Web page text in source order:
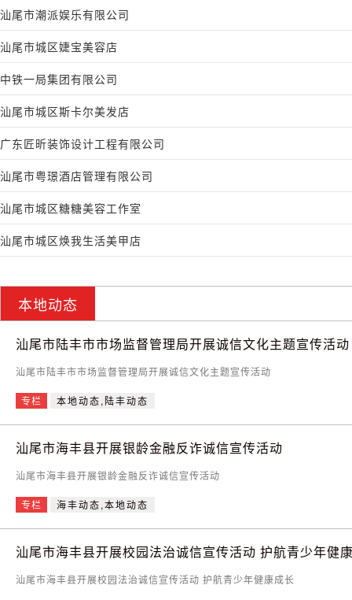
汕尾市潮派娱乐有限公司
汕尾市城区婕宝美容店
中铁一局集团有限公司
汕尾市城区斯卡尔美发店
广东匠昕装饰设计工程有限公司
汕尾市粤璟酒店管理有限公司
汕尾市城区糖糖美容工作室
汕尾市城区焕我生活美甲店
本地动态
汕尾市陆丰市市场监督管理局开展诚信文化主题宣传活动
汕尾市陆丰市市场监督管理局开展诚信文化主题宣传活动
专栏 本地动态,陆丰动态
汕尾市海丰县开展银龄金融反诈诚信宣传活动
汕尾市海丰县开展银龄金融反诈诚信宣传活动
专栏 海丰动态,本地动态
汕尾市海丰县开展校园法治诚信宣传活动 护航青少年健
汕尾市海丰县开展校园法治诚信宣传活动 护航青少年健康成长